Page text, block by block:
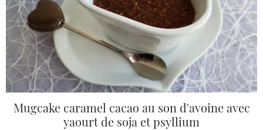
Mugcake caramel cacao au son d'avoine avec
yaourt de soja et psyllium